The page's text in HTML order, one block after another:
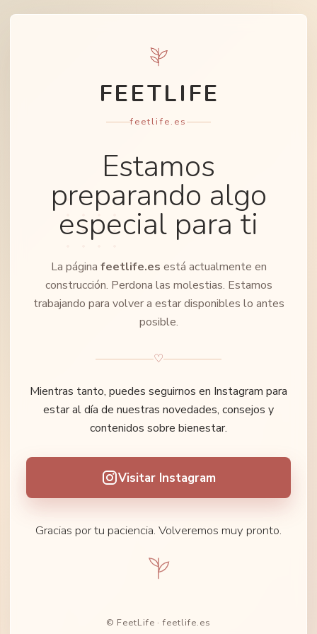
FEETLIFE
feetlife.es
Estamos
preparando algo
especial para ti
La página feetlife.es está actualmente en
construcción. Perdona las molestias. Estamos
trabajando para volver a estar disponibles lo antes
posible.
♡
Mientras tanto, puedes seguirnos en Instagram para
estar al día de nuestras novedades, consejos y
contenidos sobre bienestar.
Visitar Instagram
Gracias por tu paciencia. Volveremos muy pronto.
© FeetLife · feetlife.es